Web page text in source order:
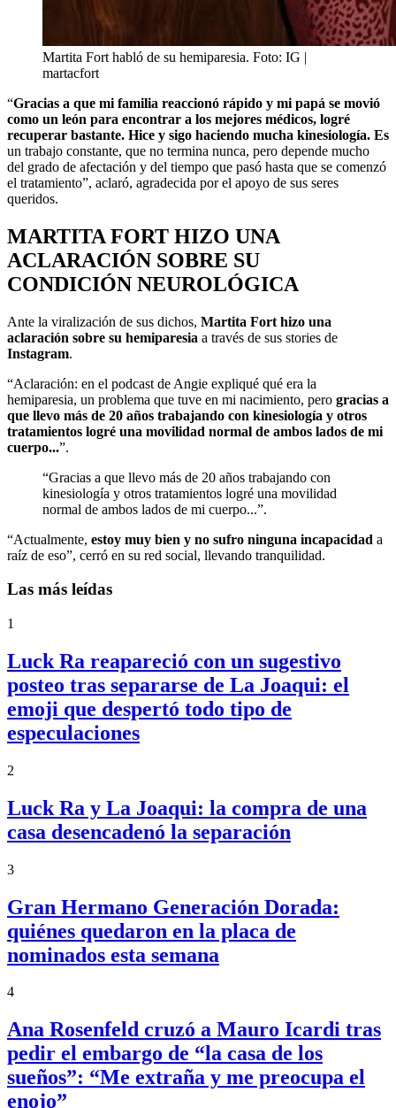
Martita Fort habló de su hemiparesia. Foto: IG |
martacfort
“Gracias a que mi familia reaccionó rápido y mi papá se movió
como un león para encontrar a los mejores médicos, logré
recuperar bastante. Hice y sigo haciendo mucha kinesiología. Es
un trabajo constante, que no termina nunca, pero depende mucho
del grado de afectación y del tiempo que pasó hasta que se comenzó
el tratamiento”, aclaró, agradecida por el apoyo de sus seres
queridos.
MARTITA FORT HIZO UNA
ACLARACIÓN SOBRE SU
CONDICIÓN NEUROLÓGICA
Ante la viralización de sus dichos, Martita Fort hizo una
aclaración sobre su hemiparesia a través de sus stories de
Instagram.
“Aclaración: en el podcast de Angie expliqué qué era la
hemiparesia, un problema que tuve en mi nacimiento, pero gracias a
que llevo más de 20 años trabajando con kinesiología y otros
tratamientos logré una movilidad normal de ambos lados de mi
cuerpo...”.
“Gracias a que llevo más de 20 años trabajando con
kinesiología y otros tratamientos logré una movilidad
normal de ambos lados de mi cuerpo...”.
“Actualmente, estoy muy bien y no sufro ninguna incapacidad a
raíz de eso”, cerró en su red social, llevando tranquilidad.
Las más leídas
1
Luck Ra reapareció con un sugestivo
posteo tras separarse de La Joaqui: el
emoji que despertó todo tipo de
especulaciones
2
Luck Ra y La Joaqui: la compra de una
casa desencadenó la separación
3
Gran Hermano Generación Dorada:
quiénes quedaron en la placa de
nominados esta semana
4
Ana Rosenfeld cruzó a Mauro Icardi tras
pedir el embargo de “la casa de los
sueños”: “Me extraña y me preocupa el
enojo”